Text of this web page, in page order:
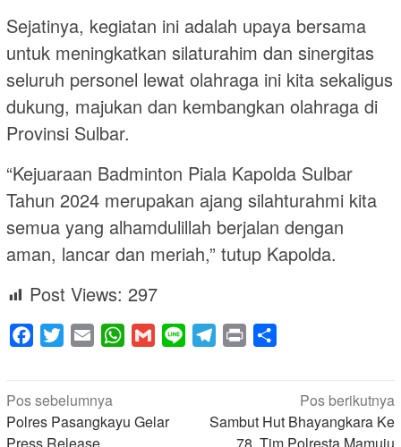
Sejatinya, kegiatan ini adalah upaya bersama
untuk meningkatkan silaturahim dan sinergitas
seluruh personel lewat olahraga ini kita sekaligus
dukung, majukan dan kembangkan olahraga di
Provinsi Sulbar.
“Kejuaraan Badminton Piala Kapolda Sulbar
Tahun 2024 merupakan ajang silahturahmi kita
semua yang alhamdulillah berjalan dengan
aman, lancar dan meriah,” tutup Kapolda.
Post Views: 297
Facebook
Twitter Email WhatsApp
Gmail Line Telegram
Print
Navigasi
pos
Pos sebelumnya
Polres Pasangkayu Gelar
Press Release
Pos berikutnya
Sambut Hut Bhayangkara Ke
78, Tim Polresta Mamuju